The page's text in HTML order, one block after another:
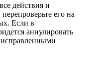
действия и
его на
Если в
аннулировать